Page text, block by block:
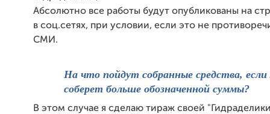
Абсолютно все работы будут опубликованы на
в соц.сетях, при условии, если это не
СМИ.
На что пойдут собранные средства,
соберет больше обозначенной суммы?
В этом случае я сделаю тираж своей